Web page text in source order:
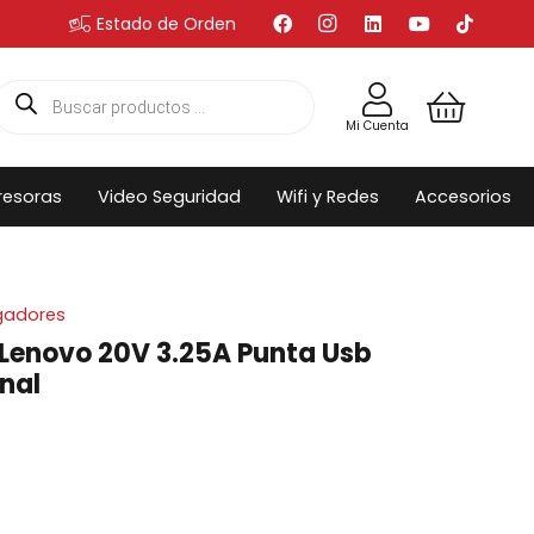
Estado de Orden
Búsqueda
de
Mi Cuenta
Video Seguridad Wifi y Redes Accesorios
20V 3.25A Punta Usb